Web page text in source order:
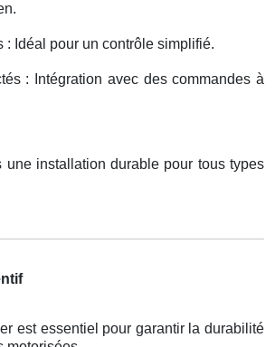
: Idéal pour un contrôle simplifié.
: Intégration avec des commandes à
une installation durable pour tous types
est essentiel pour garantir la durabilité